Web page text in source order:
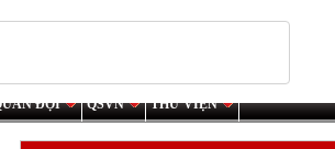
ĐỘI QSVN THƯ VIỆN